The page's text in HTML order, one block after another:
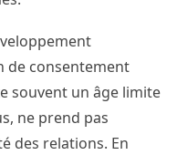
de consentement
souvent un âge limite
ne prend pas
des relations. En